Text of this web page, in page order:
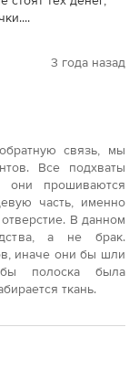
3 года назад
связь, мы
Все подхваты
они прошиваются
часть, именно
В данном
а не брак.
иначе они бы шли
полоска была
ткань.